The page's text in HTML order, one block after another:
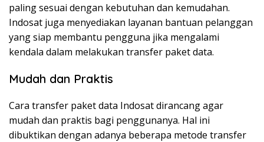
paling sesuai dengan kebutuhan dan kemudahan.
Indosat juga menyediakan layanan bantuan pelanggan
yang siap membantu pengguna jika mengalami
kendala dalam melakukan transfer paket data.
Mudah dan Praktis
Cara transfer paket data Indosat dirancang agar
mudah dan praktis bagi penggunanya. Hal ini
dibuktikan dengan adanya beberapa metode transfer